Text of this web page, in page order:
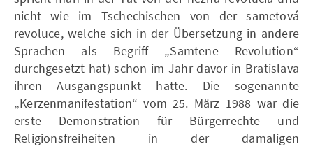
nicht wie im Tschechischen von der sametová
revoluce, welche sich in der Übersetzung in andere
Sprachen als Begriff „Samtene Revolution“
durchgesetzt hat) schon im Jahr davor in Bratislava
ihren Ausgangspunkt hatte. Die sogenannte
„Kerzenmanifestation“ vom 25. März 1988 war die
erste Demonstration für Bürgerrechte und
Religionsfreiheiten in der damaligen